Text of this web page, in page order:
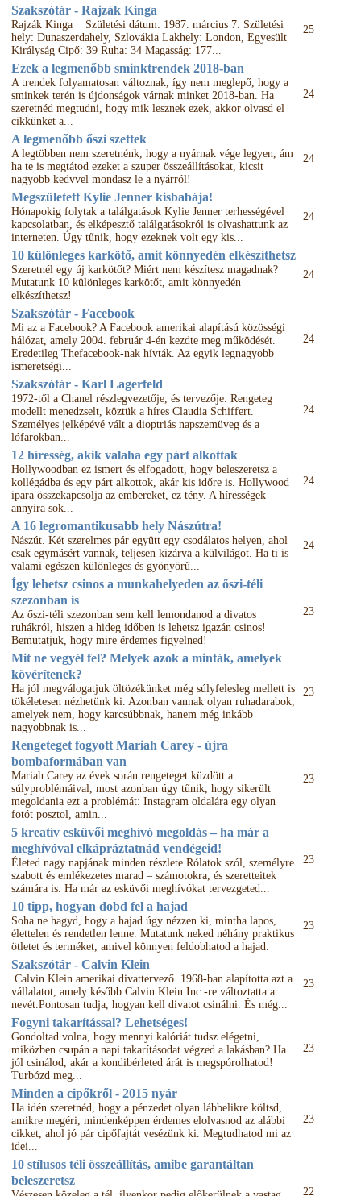
Szakszótár - Rajzák Kinga
Rajzák Kinga Születési dátum: 1987. március 7. Születési
hely: Dunaszerdahely, Szlovákia Lakhely: London, Egyesült
Királyság Cipő: 39 Ruha: 34 Magasság: 177...
25
Ezek a legmenőbb sminktrendek 2018-ban
A trendek folyamatosan változnak, így nem meglepő, hogy a
sminkek terén is újdonságok várnak minket 2018-ban. Ha
szeretnéd megtudni, hogy mik lesznek ezek, akkor olvasd el
cikkünket a...
24
A legmenőbb őszi szettek
A legtöbben nem szeretnénk, hogy a nyárnak vége legyen, ám
ha te is megtátod ezeket a szuper összeállításokat, kicsit
nagyobb kedvvel mondasz le a nyárról!
24
Megszületett Kylie Jenner kisbabája!
Hónapokig folytak a találgatások Kylie Jenner terhességével
kapcsolatban, és elképesztő találgatásokról is olvashattunk az
interneten. Úgy tűnik, hogy ezeknek volt egy kis...
24
10 különleges karkötő, amit könnyedén elkészíthetsz
Szeretnél egy új karkötőt? Miért nem készítesz magadnak?
Mutatunk 10 különleges karkötőt, amit könnyedén
elkészíthetsz!
24
Szakszótár - Facebook
Mi az a Facebook? A Facebook amerikai alapítású közösségi
hálózat, amely 2004. február 4-én kezdte meg működését.
Eredetileg Thefacebook-nak hívták. Az egyik legnagyobb
ismeretségi...
24
Szakszótár - Karl Lagerfeld
1972-től a Chanel részlegvezetője, és tervezője. Rengeteg
modellt menedzselt, köztük a híres Claudia Schiffert.
Személyes jelképévé vált a dioptriás napszemüveg és a
lófarokban...
24
12 híresség, akik valaha egy párt alkottak
Hollywoodban ez ismert és elfogadott, hogy beleszeretsz a
kollégádba és egy párt alkottok, akár kis időre is. Hollywood
ipara összekapcsolja az embereket, ez tény. A hírességek
annyira sok...
24
A 16 legromantikusabb hely Nászútra!
Nászút. Két szerelmes pár együtt egy csodálatos helyen, ahol
csak egymásért vannak, teljesen kizárva a külvilágot. Ha ti is
valami egészen különleges és gyönyörű...
24
Így lehetsz csinos a munkahelyeden az őszi-téli
szezonban is
Az őszi-téli szezonban sem kell lemondanod a divatos
ruhákról, hiszen a hideg időben is lehetsz igazán csinos!
Bemutatjuk, hogy mire érdemes figyelned!
23
Mit ne vegyél fel? Melyek azok a minták, amelyek
kövérítenek?
Ha jól megválogatjuk öltözékünket még súlyfelesleg mellett is
tökéletesen nézhetünk ki. Azonban vannak olyan ruhadarabok,
amelyek nem, hogy karcsúbbnak, hanem még inkább
nagyobbnak is...
23
Rengeteget fogyott Mariah Carey - újra
bombaformában van
Mariah Carey az évek során rengeteget küzdött a
súlyproblémáival, most azonban úgy tűnik, hogy sikerült
megoldania ezt a problémát: Instagram oldalára egy olyan
fotót posztol, amin...
23
5 kreatív esküvői meghívó megoldás – ha már a
meghívóval elkápráztatnád vendégeid!
Életed nagy napjának minden részlete Rólatok szól, személyre
szabott és emlékezetes marad – számotokra, és szeretteitek
számára is. Ha már az esküvői meghívókat tervezgeted...
23
10 tipp, hogyan dobd fel a hajad
Soha ne hagyd, hogy a hajad úgy nézzen ki, mintha lapos,
élettelen és rendetlen lenne. Mutatunk neked néhány praktikus
ötletet és terméket, amivel könnyen feldobhatod a hajad.
23
Szakszótár - Calvin Klein
Calvin Klein amerikai divattervező. 1968-ban alapította azt a
vállalatot, amely később Calvin Klein Inc.-re változtatta a
nevét.Pontosan tudja, hogyan kell divatot csinálni. És még...
23
Fogyni takarítással? Lehetséges!
Gondoltad volna, hogy mennyi kalóriát tudsz elégetni,
miközben csupán a napi takarításodat végzed a lakásban? Ha
jól csinálod, akár a kondibérleted árát is megspórolhatod!
Turbózd meg...
23
Minden a cipőkről - 2015 nyár
Ha idén szeretnéd, hogy a pénzedet olyan lábbelikre költsd,
amikre megéri, mindenképpen érdemes elolvasnod az alábbi
cikket, ahol jó pár cipőfajtát vesézünk ki. Megtudhatod mi az
idei...
23
10 stílusos téli összeállítás, amibe garantáltan
beleszeretsz
22